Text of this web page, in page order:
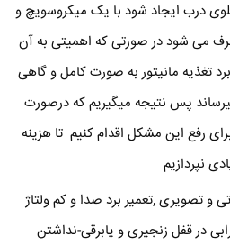
درب ایجاد شود با یک میکروسویچ و
می شود در صورتی که اهمیتی به آن
تغذیه مانیتور به صورت کامل و گاهی
پس نتیجه میگیریم که درصورت
رفع این مشکل اقدام کنیم تا هزینه
نپردازیم
و تصویری ,تعمیر برد صدا و کم ولتاژ
در قفل زنجیری و یابرقی-نداشتن